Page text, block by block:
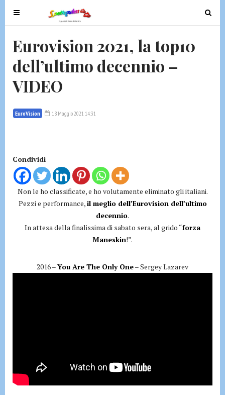
T
o
g
e
n
v
i
t
o
T
o
n
Eurovision 2021, la top10
dell’ultimo decennio –
VIDEO
EuroVision 18 Maggio 2021 14:31
Condividi
Non le ho classificate, e ho volutamente eliminato gli italiani.
Pezzi e performance,il meglio dell’Eurovision dell’ultimo
decennio.
In attesa della finalissima di sabato sera, al grido “forza
Maneskin!”.
2016 –You Are The Only One– Sergey Lazarev